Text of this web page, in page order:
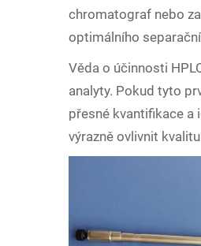
chromatograf nebo
optimálního
Věda o účinnosti
analyty. Pokud tyto
přesné kvantifikace a
výrazně ovlivnit